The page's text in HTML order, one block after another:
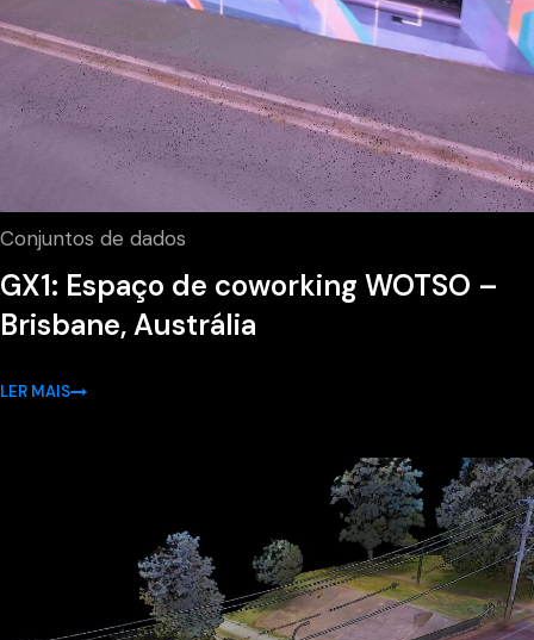
Conjuntos de dados
GX1: Espaço de coworking WOTSO –
Brisbane, Austrália
LER MAIS